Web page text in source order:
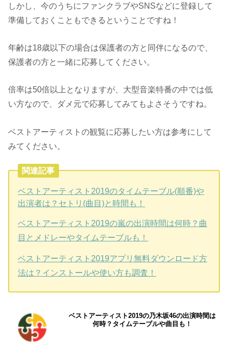
しかし、今のうちにファンクラブやSNSなどに登録して
準備しておくこともできるということですね！
年齢は18歳以下の場合は保護者の方と同伴になるので、
保護者の方と一緒に応募してください。
倍率は50倍以上となりますが、大型音楽特番の中では低
い方なので、ダメ元で応募してみてもよさそうですね。
ベストアーティストの観覧に応募したい方は参考にして
みてください。
関連記事
ベストアーティスト2019のタイムテーブル(順番)や
出演者は？セトリ(曲目)と時間も！
ベストアーティスト2019の嵐の出演時間は何時？曲
目とメドレーやタイムテーブルも！
ベストアーティスト2019アプリ無料ダウンロード方
法は？インストールや使い方も調査！
ベストアーティスト2019の乃木坂46の出演時間は
何時？タイムテーブルや曲目も！